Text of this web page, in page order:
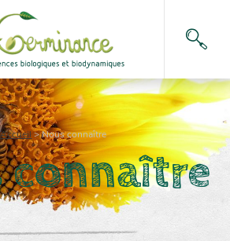
Accueil>Nous connaître
connaître